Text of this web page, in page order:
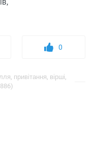
0
привітання, вірші,